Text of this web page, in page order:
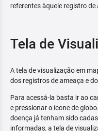
referentes àquele registro de
Tela de
A tela de visualização em
dos registros de ameaça e
Para acessá-la basta ir ao
e pressionar o ícone de
doença já tenham sido
informadas, a tela de